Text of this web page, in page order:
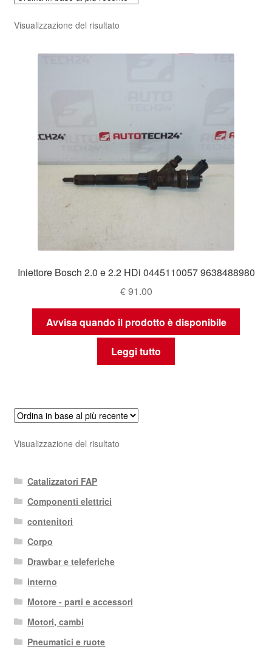
Visualizzazione del risultato
Iniettore Bosch 2.0 e 2.2 HDi 0445110057 9638488980
€91.00
Avvisa quando il prodotto è disponibile
Leggi tutto
Visualizzazione del risultato
Catalizzatori FAP
Componenti elettrici
contenitori
Corpo
Drawbar e teleferiche
interno
Motore - parti e accessori
Motori, cambi
Pneumatici e ruote